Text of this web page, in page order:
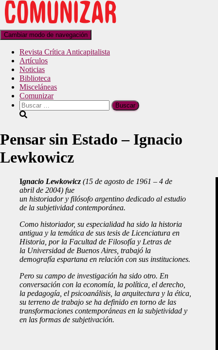
Cambiar modo de navegación
Revista Crítica Anticapitalista
Artículos
Noticias
Biblioteca
Misceláneas
Comunizar
Pensar sin Estado – Ignacio
Lewkowicz
Ignacio Lewkowicz (15 de agosto de 1961 – 4 de
abril de 2004) fue
un historiador y filósofo argentino dedicado al estudio
de la subjetividad contemporánea.
Como historiador, su especialidad ha sido la historia
antigua y la temática de sus tesis de Licenciatura en
Historia, por la Facultad de Filosofía y Letras de
la Universidad de Buenos Aires, trabajó la
demografía espartana en relación con sus instituciones.
Pero su campo de investigación ha sido otro. En
conversación con la economía, la política, el derecho,
la pedagogía, el psicoanálisis, la arquitectura y la ética,
su terreno de trabajo se ha definido en torno de las
transformaciones contemporáneas en la subjetividad y
en las formas de subjetivación.